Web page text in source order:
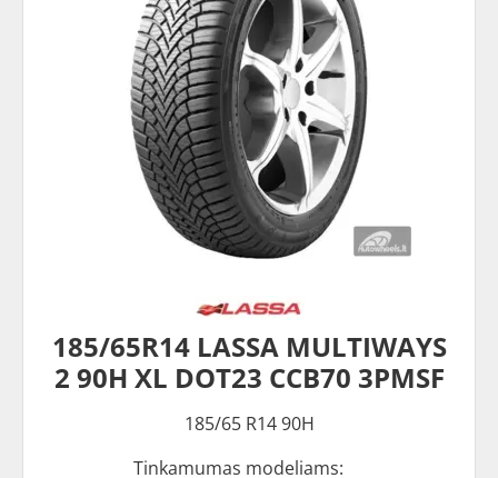
185/65R14 LASSA MULTIWAYS
2 90H XL DOT23 CCB70 3PMSF
185/65 R14 90H
Tinkamumas modeliams: